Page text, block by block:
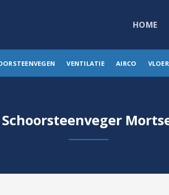
HOME
VENTILATIE AIRCO
Schoorsteenveger